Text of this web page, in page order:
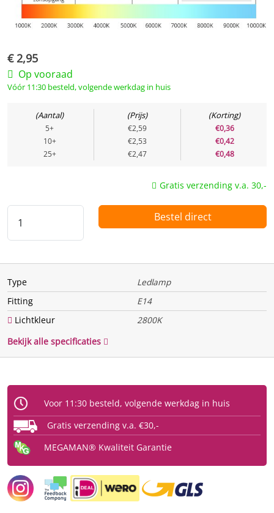
Duurzaamheid
Levensduur L90
Levensduur L70
15000 u
Te vervangen vermogen
Uitgangsspanning
Spanning / voltage
Functie
Dimbaar
Nee
Bewegingssensor
Lichtsensor
Type
Fitting
E14
Type glas
Opaal
Vorm
Beschermingsgraad (IP)
IP20
€ 2,95
Op vooraad
Vóór 11:30 besteld, volgende werkdag in huis
Aantal Prijs Korting
5+ €2,59
€0,36
10+
€2,53
€0,42
25+
€2,47 €0,48
Gratis verzending v.a. 30,-
Bestel direct
Type
Ledlamp
Fitting
E14
Lichtkleur
2800K
Bekijk alle specificaties
Voor 11:30 besteld, volgende werkdag in huis
Gratis verzending v.a. €30,-
MEGAMAN® Kwaliteit Garantie